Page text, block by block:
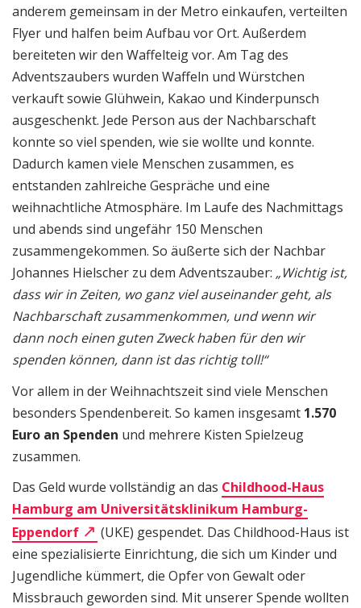
anderem gemeinsam in der Metro einkaufen, verteilten
Flyer und halfen beim Aufbau vor Ort. Außerdem
bereiteten wir den Waffelteig vor. Am Tag des
Adventszaubers wurden Waffeln und Würstchen
verkauft sowie Glühwein, Kakao und Kinderpunsch
ausgeschenkt. Jede Person aus der Nachbarschaft
konnte so viel spenden, wie sie wollte und konnte.
Dadurch kamen viele Menschen zusammen, es
entstanden zahlreiche Gespräche und eine
weihnachtliche Atmosphäre. Im Laufe des Nachmittags
und abends sind ungefähr 150 Menschen
zusammengekommen. So äußerte sich der Nachbar
Johannes Hielscher zu dem Adventszauber: „Wichtig ist,
dass wir in Zeiten, wo ganz viel auseinander geht, als
Nachbarschaft zusammenkommen, und wenn wir
dann noch einen guten Zweck haben für den wir
spenden können, dann ist das richtig toll!“
Vor allem in der Weihnachtszeit sind viele Menschen
besonders Spendenbereit. So kamen insgesamt 1.570
Euro an Spenden und mehrere Kisten Spielzeug
zusammen.
Das Geld wurde vollständig an das Childhood-Haus
Hamburg am Universitätsklinikum Hamburg-
Eppendorf
(UKE) gespendet. Das Childhood-Haus ist
eine spezialisierte Einrichtung, die sich um Kinder und
Jugendliche kümmert, die Opfer von Gewalt oder
Missbrauch geworden sind. Mit unserer Spende wollten